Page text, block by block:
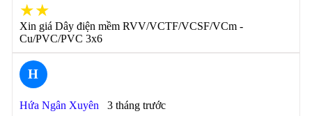
★★
Xin giá Dây điện mềm RVV/VCTF/VCSF/VCm -
Cu/PVC/PVC 3x6
H
Hứa Ngân Xuyên 3 tháng trước